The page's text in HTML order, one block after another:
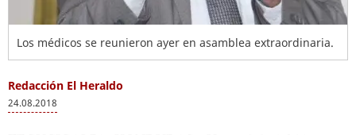
Los médicos se reunieron ayer en asamblea extraordinaria.
Redacción El Heraldo
24.08.2018